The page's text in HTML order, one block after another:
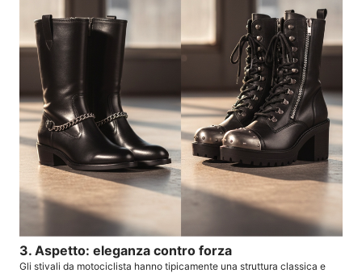
3. Aspetto: eleganza contro forza
Gli stivali da motociclista hanno tipicamente una struttura classica e